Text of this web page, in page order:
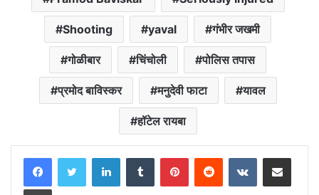
Shooting yaval गंभीर जखमी
गोळीबार चिंचोली पोलिस तपास
प्रमोद बाविस्कर मनुदेवी फाटा यावल
हॉटेल रायबा
LinkedInTumblr PinterestReddit VKontakteShare via Email
Print